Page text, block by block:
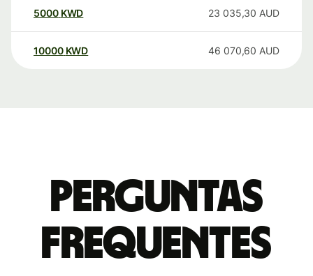
5000 KWD 23 035,30 AUD
10000 KWD 46 070,60 AUD
Perguntas
frequentes